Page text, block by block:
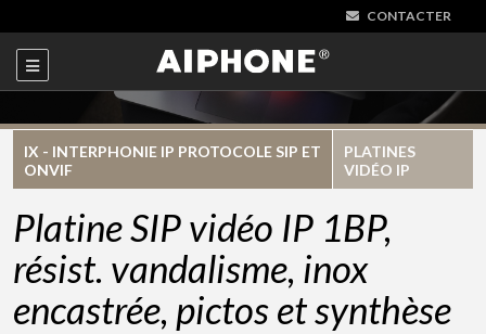
CONTACTER
IX - INTERPHONIE IP PROTOCOLE SIP ET
ONVIF
PLATINES
VIDÉO IP
Platine SIP vidéo IP 1BP,
résist. vandalisme, inox
encastrée, pictos et synthèse